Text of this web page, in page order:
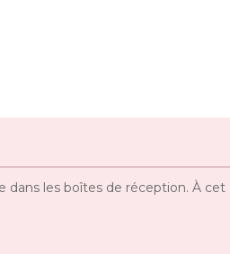
dans les boîtes de réception. À cet